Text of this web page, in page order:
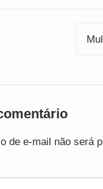
de e-mail não será